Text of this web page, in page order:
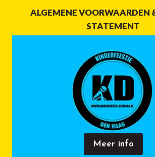
ALGEMENE VOORWAARDEN
STATEMENT
Meer info